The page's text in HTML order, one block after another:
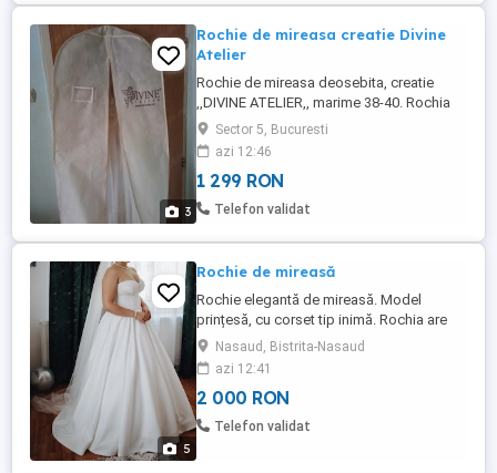
3
Rochie de mireasa creatie Divine
Atelier
Rochie de mireasa deosebita, creatie
,,DIVINE ATELIER,, marime 38-40. Rochia
se vinde impreuna cu un voal lung. Pretul
de achizitie a fost 4000 ron Tip: Fara
maneci Marime: 38-40 Culoare: Alb
Lungime: Lunga
Sector 5, Bucuresti
azi 12:46
1 299 RON
Telefon validat
5
Rochie de mireasă
Rochie elegantă de mireasă. Model
prințesă, cu corset tip inimă. Rochia are
trenă elegantă și este extrem de
confortabilă. Are corset reglabil, ceea ce
permite ajustarea pe mai multe mărimi,
oferind confort și o potrivire perfectă.
Nasaud, Bistrita-Nasaud
azi 12:41
2 000 RON
Telefon validat